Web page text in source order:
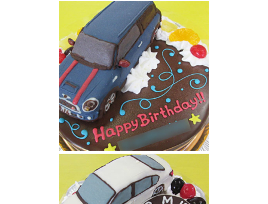
頭文字DスカイラインGTRケーキ
ミニクーパークラブマン車ケーキ